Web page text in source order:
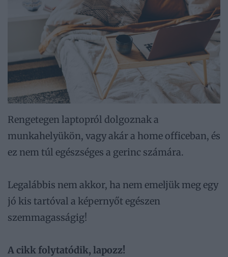
Rengetegen laptopról dolgoznak a
munkahelyükön, vagy akár a home officeban, és
ez nem túl egészséges a gerinc számára.
Legalábbis nem akkor, ha nem emeljük meg egy
jó kis tartóval a képernyőt egészen
szemmagasságig!
A cikk folytatódik, lapozz!